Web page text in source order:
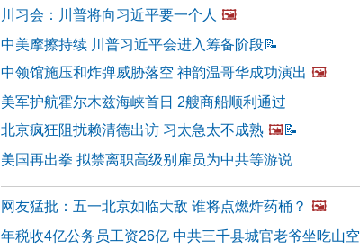
川习会：川普将向习近平要一个人 🖼️
中美摩擦持续 川普习近平会进入筹备阶段📝
中领馆施压和炸弹威胁落空 神韵温哥华成功演出 🖼️
美军护航霍尔木兹海峡首日 2艘商船顺利通过
北京疯狂阻扰赖清德出访 习太急太不成熟 🖼️📝
美国再出拳 拟禁离职高级别雇员为中共等游说
网友猛批：五一北京如临大敌 谁将点燃炸药桶？ 🖼️
年税收4亿公务员工资26亿 中共三千县城官老爷坐吃山空